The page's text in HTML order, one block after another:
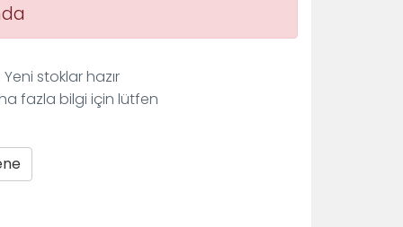
stoklar hazır
fazla bilgi için lütfen